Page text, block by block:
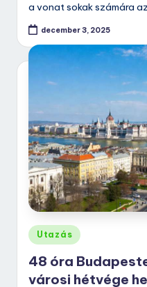
a vonat sokak számára
december 3, 2025
Posted
in
Utazás
48 óra
városi hétvége